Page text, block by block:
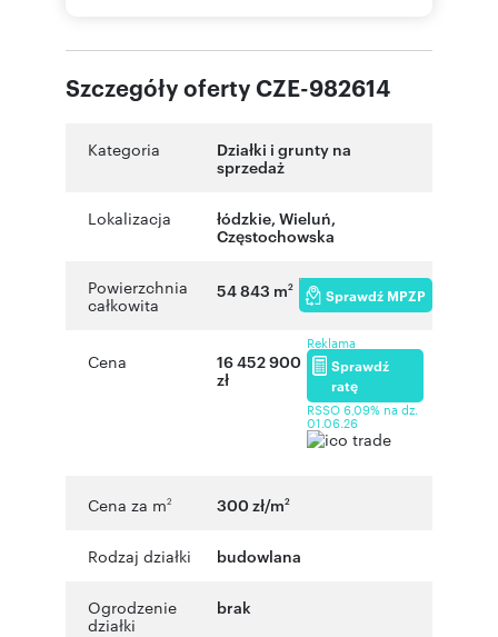
Szczegóły oferty CZE-982614
Kategoria
Działki i grunty na
sprzedaż
Lokalizacja łódzkie, Wieluń,
Częstochowska
Powierzchnia
całkowita
54 843 m2 Sprawdź MPZP
Cena
16 452 900
zł
Reklama
Sprawdź
ratę
RSSO 6,09% na dz.
01.06.26
Cena za m2 300 zł/m2
Rodzaj działki budowlana
Ogrodzenie
działki
brak